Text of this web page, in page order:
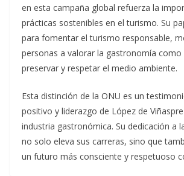
en esta campaña global refuerza la
prácticas sostenibles en el turismo. Su
para fomentar el turismo responsable,
personas a valorar la gastronomía
preservar y respetar el medio ambiente.
Esta distinción de la ONU es un
positivo y liderazgo de López de
industria gastronómica. Su dedicación a
no solo eleva sus carreras, sino que
un futuro más consciente y respetuoso